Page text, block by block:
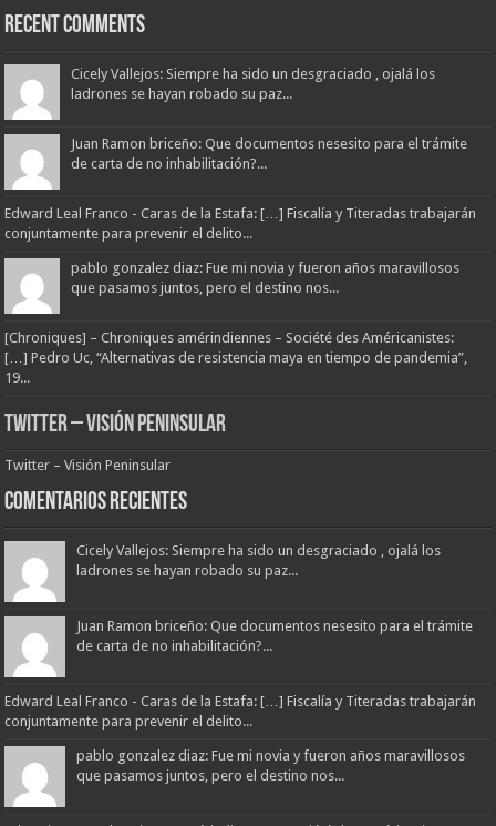
Recent Comments
Cicely Vallejos: Siempre ha sido un desgraciado , ojalá los
ladrones se hayan robado su paz...
Juan Ramon briceño: Que documentos nesesito para el trámite
de carta de no inhabilitación?...
Edward Leal Franco - Caras de la Estafa: […] Fiscalía y Titeradas trabajarán
conjuntamente para prevenir el delito...
pablo gonzalez diaz: Fue mi novia y fueron años maravillosos
que pasamos juntos, pero el destino nos...
[Chroniques] – Chroniques amérindiennes – Société des Américanistes:
[…] Pedro Uc, “Alternativas de resistencia maya en tiempo de pandemia”,
19...
Twitter – Visión Peninsular
Twitter – Visión Peninsular
Comentarios Recientes
Cicely Vallejos: Siempre ha sido un desgraciado , ojalá los
ladrones se hayan robado su paz...
Juan Ramon briceño: Que documentos nesesito para el trámite
de carta de no inhabilitación?...
Edward Leal Franco - Caras de la Estafa: […] Fiscalía y Titeradas trabajarán
conjuntamente para prevenir el delito...
pablo gonzalez diaz: Fue mi novia y fueron años maravillosos
que pasamos juntos, pero el destino nos...